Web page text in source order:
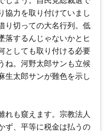
協力を取り付けていまし
り切っての大名行列。低
落するんじゃないかとヒ
としても取り付ける必要
ね。河野太郎サンも立候
生太郎サンが難色を示し
れも窺えます。宗教法人
ず、平等に税金は払うの